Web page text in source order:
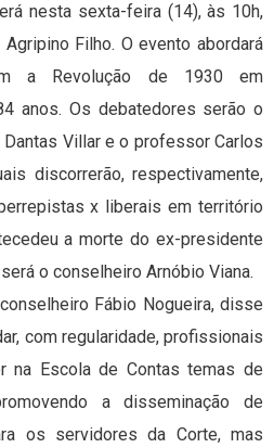
nesta sexta-feira (14), às 10h,
Filho. O evento abordará
a Revolução de 1930 em
anos. Os debatedores serão o
Villar e o professor Carlos
discorrerão, respectivamente,
x liberais em território
a morte do ex-presidente
o conselheiro Arnóbio Viana.
Fábio Nogueira, disse
com regularidade, profissionais
na Escola de Contas temas de
a disseminação de
os servidores da Corte, mas